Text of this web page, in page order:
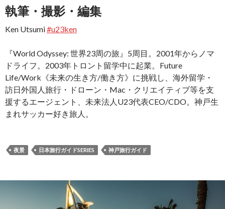
執筆・撮影・編集
Ken Utsumi#u23ken
『World Odyssey: 世界23周の旅』5周目。2001年からノマ
ドライフ。2003年トロント留学中に起業。Future
Life/Work《未来の生き方/働き方》に挑戦し、海外留学・
訪日外国人旅行・ドローン・Mac・クリエイティブ等を支
援するエージェント、未来法人U23代表CEO/CDO。神戸生
まれサッカー好き旅人。
夜景 日本旅行ガイドSERIES 神戸旅行ガイド